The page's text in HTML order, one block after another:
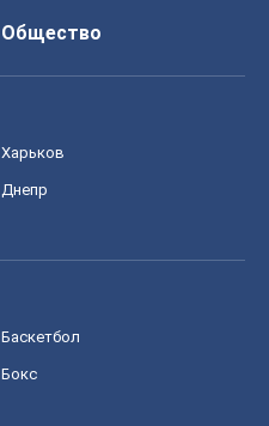
Общество
Харьков
Днепр
Баскетбол
Бокс